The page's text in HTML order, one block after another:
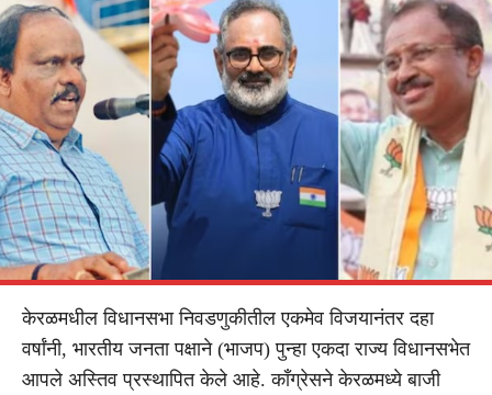
केरळमधील विधानसभा निवडणुकीतील एकमेव विजयानंतर दहा
वर्षांनी, भारतीय जनता पक्षाने (भाजप) पुन्हा एकदा राज्य विधानसभेत
आपले अस्तिव प्रस्थापित केले आहे. काँग्रेसने केरळमध्ये बाजी